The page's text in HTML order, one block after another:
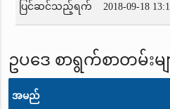
ပြင်ဆင်သည့်ရက် 2018-09-18
ဥပဒေ စာရွက်စာတမ်းမျ
အမည်